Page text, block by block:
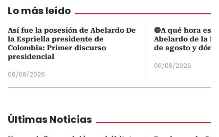
Lo más leído
Así fue la posesión de Abelardo De
la Espriella presidente de
Colombia: Primer discurso
presidencial
08/08/2026
🔴A qué hora es
Abelardo de la
de agosto y
06/08/2026
Últimas Noticias